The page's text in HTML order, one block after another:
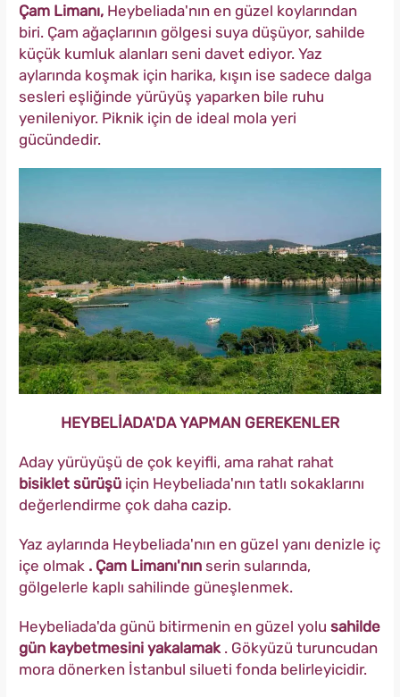
Çam Limanı, Heybeliada'nın en güzel koylarından
biri. Çam ağaçlarının gölgesi suya düşüyor, sahilde
küçük kumluk alanları seni davet ediyor. Yaz
aylarında koşmak için harika, kışın ise sadece dalga
sesleri eşliğinde yürüyüş yaparken bile ruhu
yenileniyor. Piknik için de ideal mola yeri
gücündedir.
HEYBELİADA'DA YAPMAN GEREKENLER
Aday yürüyüşü de çok keyifli, ama rahat rahat
bisiklet sürüşü için Heybeliada'nın tatlı sokaklarını
değerlendirme çok daha cazip.
Yaz aylarında Heybeliada'nın en güzel yanı denizle iç
içe olmak . Çam Limanı'nın serin sularında,
gölgelerle kaplı sahilinde güneşlenmek.
Heybeliada'da günü bitirmenin en güzel yolu sahilde
gün kaybetmesini yakalamak. Gökyüzü turuncudan
mora dönerken İstanbul silueti fonda belirleyicidir.